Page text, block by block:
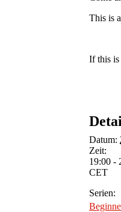
This is
If this is
Datum:
Zeit:
19:00 -
CET
Serien: